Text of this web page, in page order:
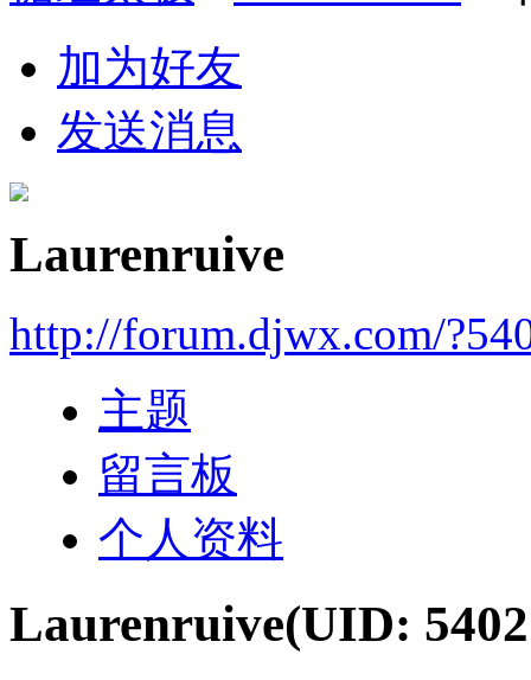
加为好友
发送消息
Laurenruive
http://forum.djwx.com/
主题
留言板
个人资料
Laurenruive(UID: